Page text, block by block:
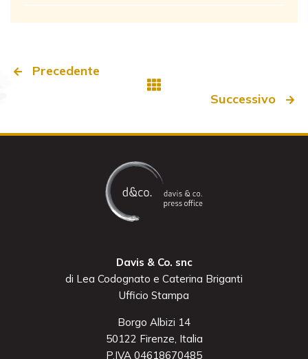
Precedente
Successivo
Davis & Co. snc
di Lea Codognato e Caterina Briganti
Ufficio Stampa
Borgo Albizi 14
50122 Firenze, Italia
P.IVA 04618670485